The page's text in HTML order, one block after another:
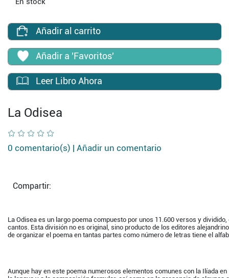
Añadir al carrito
Añadir a 'Favoritos'
Leer Libro Ahora
La Odisea
0 comentario(s) | Añadir un comentario
Compartir:
La Odisea es un largo poema compuesto por unos 11.600 versos y dividido,
cantos. Esta división no es original, sino producto de los editores
de organizar el poema en tantas partes como número de letras tiene el
Aunque hay en este poema numerosos elementos comunes con la Ilíada